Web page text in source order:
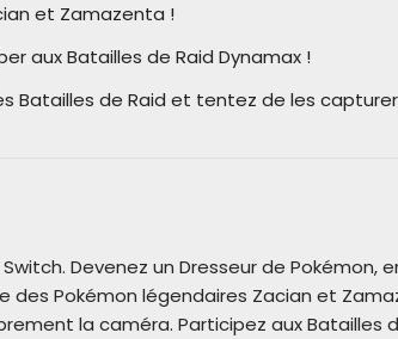
et Zamazenta !
aux Batailles de Raid Dynamax !
Batailles de Raid et tentez de les
Devenez un Dresseur de Pokémon,
Pokémon légendaires Zacian et
la caméra. Participez aux Batailles